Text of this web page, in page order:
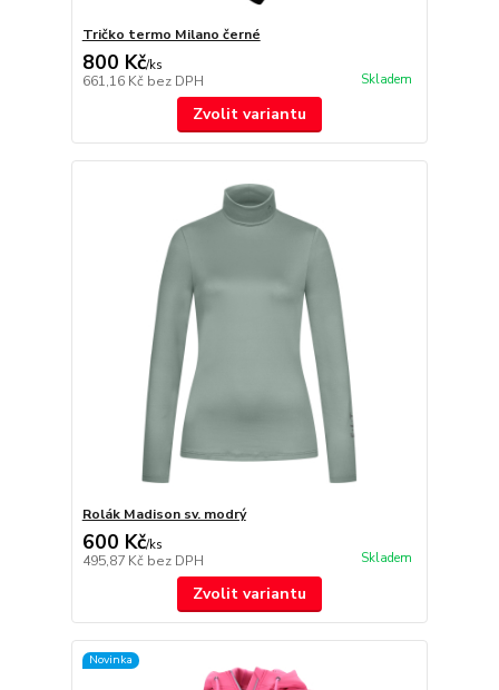
Tričko termo Milano černé
800 Kč/ks
661,16 Kč bez DPH Skladem
Zvolit variantu
Rolák Madison sv. modrý
600 Kč/ks
495,87 Kč bez DPH Skladem
Zvolit variantu
Novinka